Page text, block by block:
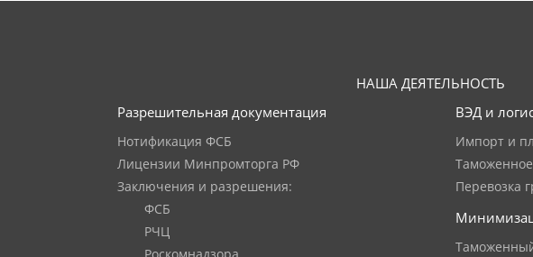
НАША ДЕЯТЕЛЬНОСТЬ
Разрешительная документация
Нотификация ФСБ
Лицензии Минпромторга РФ
Заключения и разрешения:
ФСБ
РЧЦ
ВЭД и
Импорт и
Перевозка